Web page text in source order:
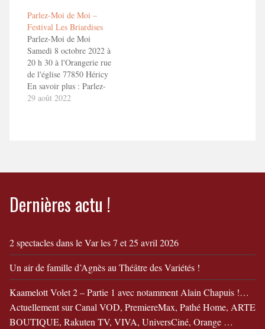
Parlez-Moi de Moi –
Festival Les Briardises
Parlez-Moi de Moi
Samedi 8 octobre 2022 à
20 h 30 à l'Orangerie rue
de l'église 77850 Héricy
En savoir plus : Parlez-
Moi de Moi Réservations
29 août 2022
Dernières actu !
2 spectacles dans le Var les 7 et 25 avril 2026
Un air de famille d’Agnès au Théâtre des Variétés !
Kaamelott Volet 2 – Partie 1 avec notamment Alain Chapuis !…
Actuellement sur Canal VOD, PremiereMax, Pathé Home, ARTE
BOUTIQUE, Rakuten TV, VIVA, UniversCiné, Orange …